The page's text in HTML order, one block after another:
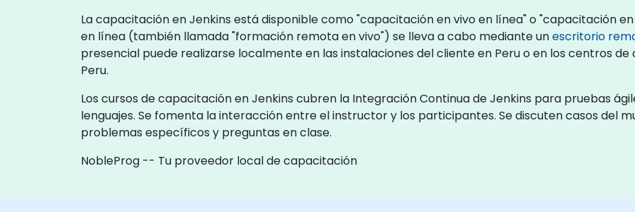
La capacitación en Jenkins está disponible como "capacitación en vivo en línea" o "capacitación
en línea (también llamada "formación remota en vivo") se lleva a cabo mediante unescritorio
presencial puede realizarse localmente en las instalaciones del cliente en Peru o en los centros
Peru.
Los cursos de capacitación en Jenkins cubren la Integración Continua de Jenkins para pruebas
lenguajes. Se fomenta la interacción entre el instructor y los participantes. Se discuten casos del
problemas específicos y preguntas en clase.
NobleProg -- Tu proveedor local de capacitación